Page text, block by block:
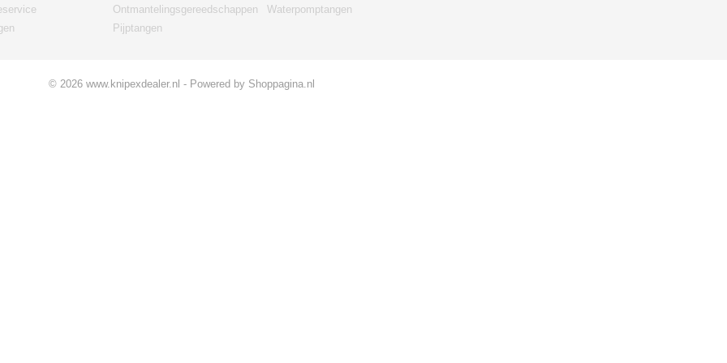
Ontmantelingsgereedschappen
Pijptangen
Waterpomptangen
© 2026 www.knipexdealer.nl - Powered by Shoppagina.nl